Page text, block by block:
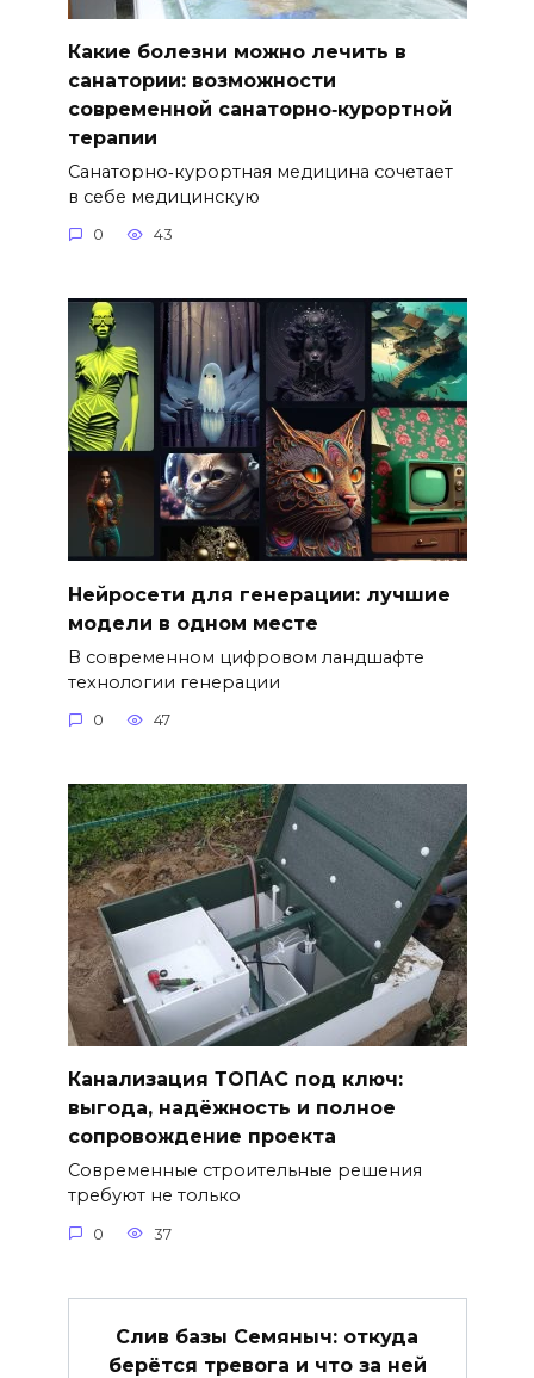
Какие болезни можно лечить в
санатории: возможности
современной санаторно‑курортной
терапии
Санаторно‑курортная медицина сочетает
в себе медицинскую
0 43
Нейросети для генерации: лучшие
модели в одном месте
В современном цифровом ландшафте
технологии генерации
0 47
Канализация ТОПАС под ключ:
выгода, надёжность и полное
сопровождение проекта
Современные строительные решения
требуют не только
0 37
Слив базы Семяныч: откуда
берётся тревога и что за ней